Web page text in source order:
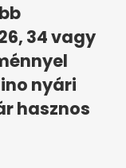
34 vagy
nyári
hasznos